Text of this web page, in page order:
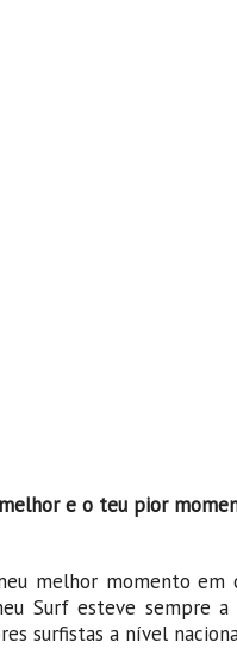
e o teu pior
melhor momento em
Surf esteve sempre
surfistas a nível